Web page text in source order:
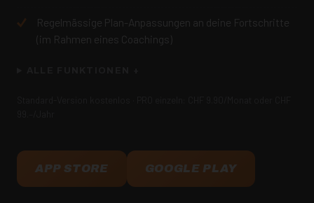
Regelmässige Plan-Anpassungen an deine Fortschritte
(im Rahmen eines Coachings)
APP STORE GOOGLE PLAY